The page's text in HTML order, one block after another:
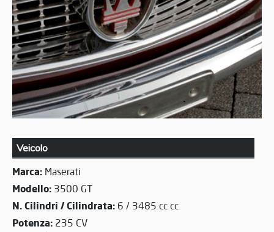
Veicolo
Marca: Maserati
Modello: 3500 GT
N. Cilindri / Cilindrata: 6 / 3485 cc cc
Potenza: 235 CV